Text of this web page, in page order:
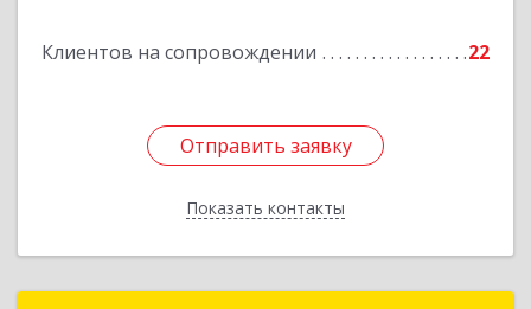
Клиентов на сопровождении 22
Отправить заявку
Показать контакты
Отправить заявку
Назад